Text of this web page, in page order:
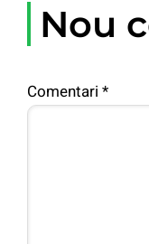
Nou
Comentari *